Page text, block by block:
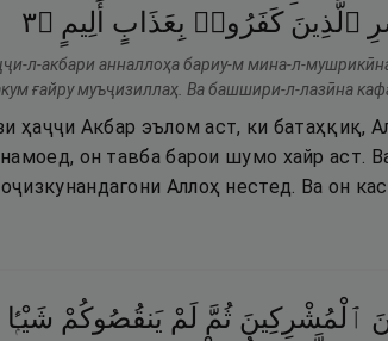
ٱلَّذِينَ كَفَرُوا۟ بِعَذَابٍ أَلِيمٍ ۝٣
л-акбари анналлоҳа бариу-м мина-л-
ғайру муъҷизиллаҳ. Ва башшири-л-лазӣна
ҳаҷҷи Акбар эълом аст, ки батаҳқиқ,
он тавба барои шумо хайр аст.
Аллоҳ нестед. Ва он
ٱلْمُشْرِكِينَ ثُمَّ لَمْ يَنقُصُوكُمْ شَيْـًۭٔا